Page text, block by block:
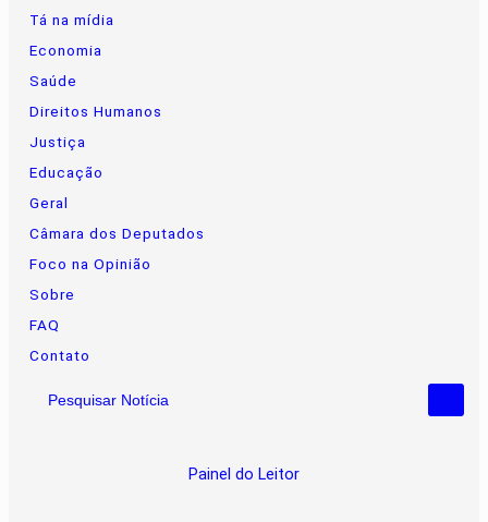
Tá na mídia
Economia
Saúde
Direitos Humanos
Justiça
Educação
Geral
Câmara dos Deputados
Foco na Opinião
Sobre
FAQ
Contato
Pesquisar Notícia
Painel do Leitor